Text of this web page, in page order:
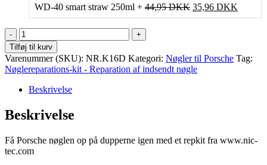
WD-40 smart straw 250ml + 44,95DKK Den
35,96 DKK
Reparations
sæt
til
Porsche
nøgle
med
knapper
antal
Tilføj til kurv
Varenummer (SKU): NR.K16D Kategori: Nøgler til Porsche Tag:
Nøglereparations‑kit - Reparation af indsendt nøgle
Beskrivelse
Beskrivelse
Få Porsche nøglen op på dupperne igen med et repkit fra www.nic-
tec.com